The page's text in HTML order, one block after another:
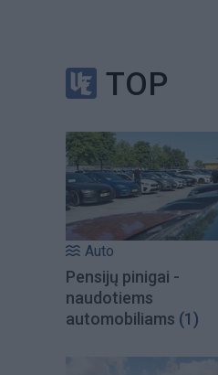
TOP
Auto
Pensijų pinigai -
naudotiems
automobiliams (1)